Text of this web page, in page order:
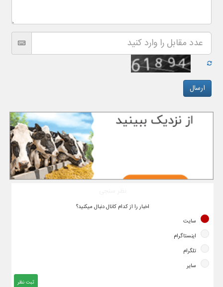
اخبار را از کدام کانال دنبال میکنید؟
سایت
اینستاگرام
تلگرام
سایر
ثبت نظر